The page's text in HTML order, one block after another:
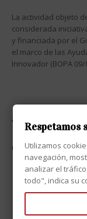
La actividad objeto
considerada
y financiada por el
el marco de las
Innovador (BOPA 09/
ATENCIÓN AL
CONTACTO
Respetamos
Utilizamos
navegación,
analizar el
todo", indica su